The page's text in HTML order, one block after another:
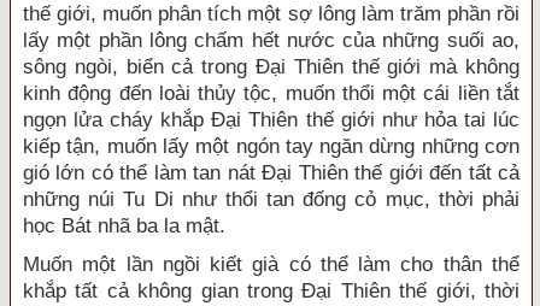
thế giới, muốn phân tích một sợ lông làm trăm phần rồi
lấy một phần lông chấm hết nước của những suối ao,
sông ngòi, biển cả trong Đại Thiên thế giới mà không
kinh động đến loài thủy tộc, muốn thổi một cái liền tắt
ngọn lửa cháy khắp Đại Thiên thế giới như hỏa tai lúc
kiếp tận, muốn lấy một ngón tay ngăn dừng những cơn
gió lớn có thể làm tan nát Đại Thiên thế giới đến tất cả
những núi Tu Di như thổi tan đống cỏ mục, thời phải
học Bát nhã ba la mật.
Muốn một lần ngồi kiết già có thể làm cho thân thể
khắp tất cả không gian trong Đại Thiên thế giới, thời